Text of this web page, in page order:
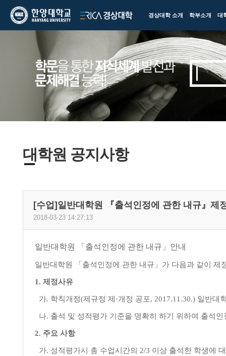
한양대학교
한양대학교
ERICA
경상대학
경상대학 소개 학부소개 대
대학원 공지사항
[수업]일반대학원 『출석인정에 관한 내규』제
2018-03-23 14:27:13
일반대학원 「 출석인정에 관한 내규 」안내
일반대학원 「 출석인정에 관한 내규 」 가 다음과 같이 제
1. 제정사유
가. 학칙개정(제규정 제 ·개정 공포, 2017.11.30.) 일반대
나. 출석 및 성적평가 기준을 명확히 하기 위하여 출석
2. 주요 사항
가. 성적평가시 총 수업시간의 2/3 이상 출석한 학생에